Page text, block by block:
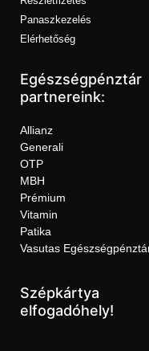
Panaszkezelés
Elérhetőség
Egészségpénztár
partnereink:
Allianz
Generali
OTP
MBH
Prémium
Vitamin
Patika
Vasutas
Szépkártya
elfogadóhely!